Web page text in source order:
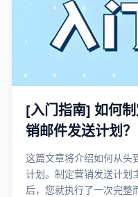
[入门指南] 如何
销邮件发送计划？
这篇文章将介绍如何从头
计划。制定营销发送计划
后，您就执行了一次完整